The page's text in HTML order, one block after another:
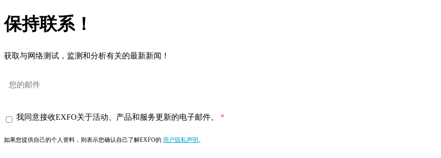
保持联系！
获取与网络测试，监测和分析有关的最新新闻！
我同意接收EXFO关于活动、产品和服务更新的电子邮件。
如果您提供自己的个人资料，则表示您确认自己了解EXFO的 用户隐私声明 。